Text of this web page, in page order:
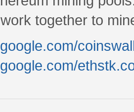
together to